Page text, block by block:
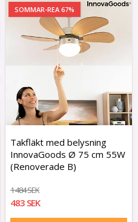
SOMMAR-REA 67%
Takfläkt med belysning
InnovaGoods Ø 75 cm 55W
(Renoverade B)
1 484 SEK
483 SEK